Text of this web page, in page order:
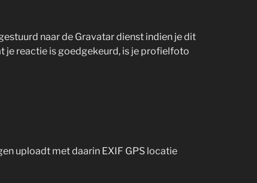
naar de Gravatar dienst indien je dit
je reactie is goedgekeurd, is je profielfoto
uploadt met daarin EXIF GPS locatie